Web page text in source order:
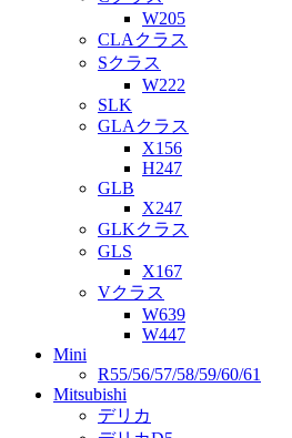
W205
CLAクラス
Sクラス
W222
SLK
GLAクラス
X156
H247
GLB
X247
GLKクラス
GLS
X167
Vクラス
W639
W447
Mini
R55/56/57/58/59/60/61
Mitsubishi
デリカ